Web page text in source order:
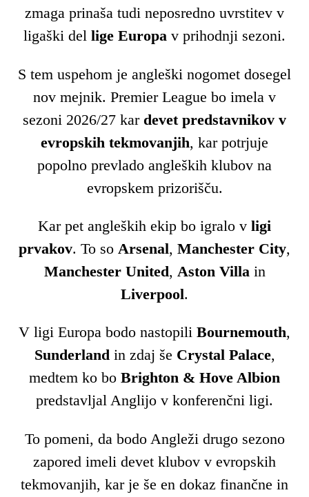
zmaga prinaša tudi neposredno uvrstitev v
ligaški del lige Europa v prihodnji sezoni.
S tem uspehom je angleški nogomet dosegel
nov mejnik. Premier League bo imela v
sezoni 2026/27 kar devet predstavnikov v
evropskih tekmovanjih, kar potrjuje
popolno prevlado angleških klubov na
evropskem prizorišču.
Kar pet angleških ekip bo igralo v ligi
prvakov. To so Arsenal, Manchester City,
Manchester United, Aston Villain
Liverpool.
V ligi Europa bodo nastopili Bournemouth,
Sunderland in zdaj še Crystal Palace,
medtem ko bo Brighton & Hove Albion
predstavljal Anglijo v konferenčni ligi.
To pomeni, da bodo Angleži drugo sezono
zapored imeli devet klubov v evropskih
tekmovanjih, kar je še en dokaz finančne in